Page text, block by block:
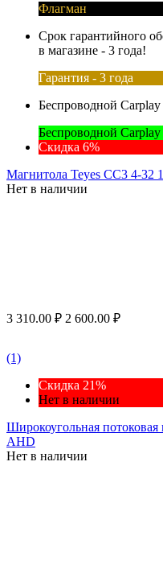
Флагман
Срок гарантийного
в магазине - 3 года!
Гарантия - 3 года
Беспроводной
Беспроводной Carplay
Скидка 6%
Магнитола Teyes CC3 4-32
Нет в наличии
3 310.00 ₽ 2 600.00 ₽
(1)
Скидка 21%
Нет в наличии
Широкоугольная потоковая
AHD
Нет в наличии